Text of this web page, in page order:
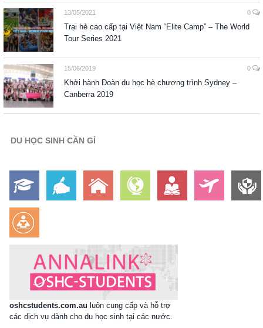
13/05/2021 0
Trại hè cao cấp tại Việt Nam “Elite Camp” – The World
Tour Series 2021
15/06/2019 0
Khởi hành Đoàn du học hè chương trình Sydney –
Canberra 2019
DU HỌC SINH CẦN GÌ
oshcstudents.com.au luôn cung cấp và hỗ trợ
các dịch vụ dành cho du học sinh tại các nước.